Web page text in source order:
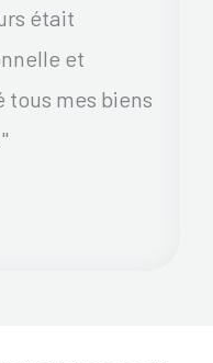
était
et
mes biens